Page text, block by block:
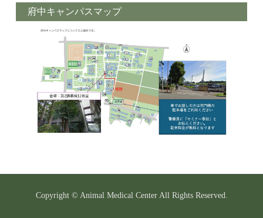
府中キャンパスマップ
Copyright © Animal Medical Center All Rights Reserved.